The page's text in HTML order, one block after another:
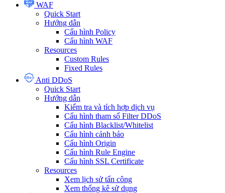
WAF
Quick Start
Hướng dẫn
Cấu hình Policy
Cấu hình WAF
Resources
Custom Rules
Fixed Rules
Anti DDoS
Quick Start
Hướng dẫn
Kiểm tra và tích hợp dịch vụ
Cấu hình tham số Filter DDoS
Cấu hình Blacklist/Whitelist
Cấu hình cảnh báo
Cấu hình Origin
Cấu hình Rule Engine
Cấu hình SSL Certificate
Resources
Xem lịch sử tấn công
Xem thống kê sử dụng